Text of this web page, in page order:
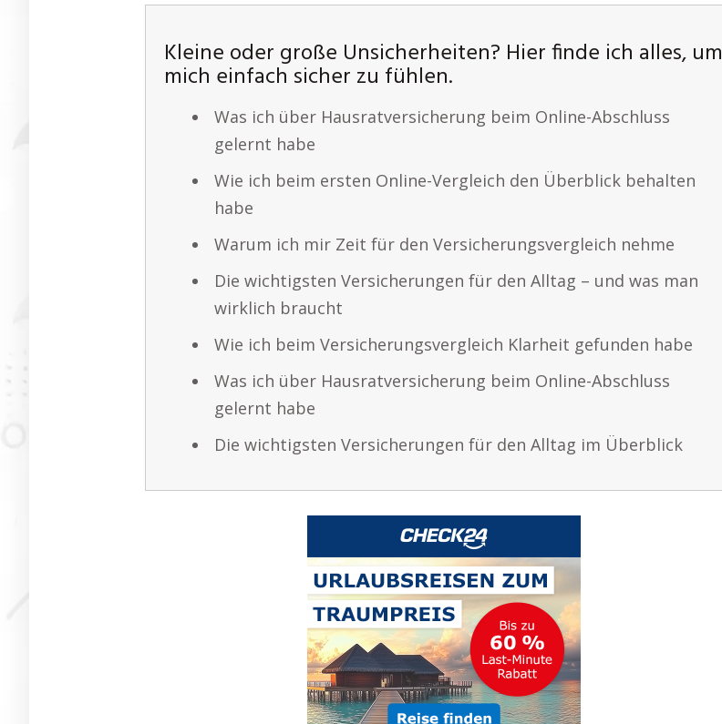
Kleine oder große Unsicherheiten? Hier finde ich alles, um
mich einfach sicher zu fühlen.
Was ich über Hausratversicherung beim Online-Abschluss
gelernt habe
Wie ich beim ersten Online-Vergleich den Überblick behalten
habe
Warum ich mir Zeit für den Versicherungsvergleich nehme
Die wichtigsten Versicherungen für den Alltag – und was man
wirklich braucht
Wie ich beim Versicherungsvergleich Klarheit gefunden habe
Was ich über Hausratversicherung beim Online-Abschluss
gelernt habe
Die wichtigsten Versicherungen für den Alltag im Überblick